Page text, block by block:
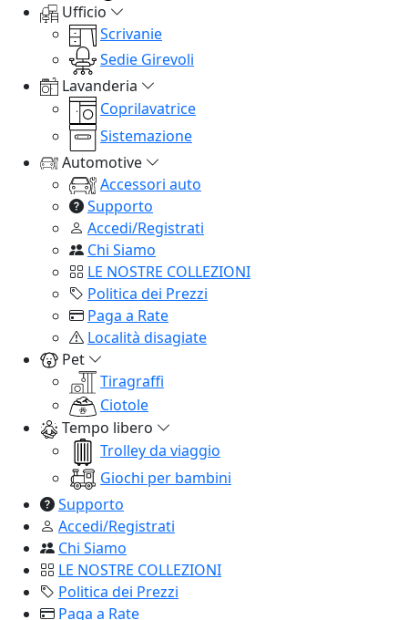
Ufficio
Scrivanie
Sedie Girevoli
Lavanderia
Coprilavatrice
Sistemazione
Automotive
Accessori auto
Supporto
Accedi/Registrati
Chi Siamo
LE NOSTRE COLLEZIONI
Politica dei Prezzi
Paga a Rate
Località disagiate
Pet
Tiragraffi
Ciotole
Tempo libero
Trolley da viaggio
Giochi per bambini
Supporto
Accedi/Registrati
Chi Siamo
LE NOSTRE COLLEZIONI
Politica dei Prezzi
Paga a Rate